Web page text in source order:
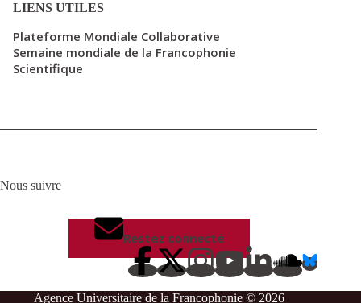
LIENS UTILES
Plateforme Mondiale Collaborative
Semaine mondiale de la Francophonie
Scientifique
Nous suivre
Restez connecté
Agence Universitaire de la Francophonie © 2026